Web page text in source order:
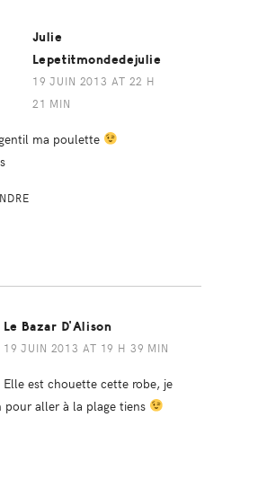
Julie
Lepetitmondedejulie
19 JUIN 2013 AT 22 H
21 MIN
ma poulette
Le Bazar D'Alison
19 JUIN 2013 AT 19 H 39 MIN
Elle est chouette cette robe, je
pour aller à la plage tiens